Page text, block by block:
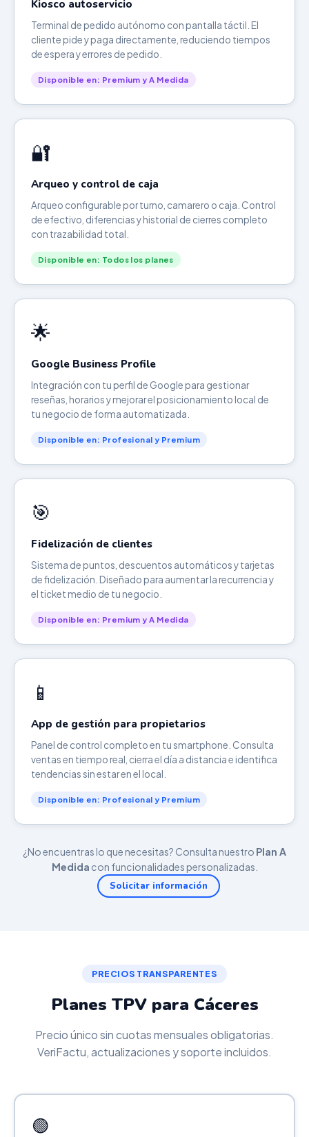
Kiosco autoservicio
Terminal de pedido autónomo con pantalla táctil. El
cliente pide y paga directamente, reduciendo tiempos
de espera y errores de pedido.
Disponible en: Premium y A Medida
🔐
Arqueo y control de caja
Arqueo configurable por turno, camarero o caja. Control
de efectivo, diferencias y historial de cierres completo
con trazabilidad total.
Disponible en: Todos los planes
🌟
Google Business Profile
Integración con tu perfil de Google para gestionar
reseñas, horarios y mejorar el posicionamiento local de
tu negocio de forma automatizada.
Disponible en: Profesional y Premium
🎯
Fidelización de clientes
Sistema de puntos, descuentos automáticos y tarjetas
de fidelización. Diseñado para aumentar la recurrencia y
el ticket medio de tu negocio.
Disponible en: Premium y A Medida
📱
App de gestión para propietarios
Panel de control completo en tu smartphone. Consulta
ventas en tiempo real, cierra el día a distancia e identifica
tendencias sin estar en el local.
Disponible en: Profesional y Premium
¿No encuentras lo que necesitas? Consulta nuestro Plan A
Medida con funcionalidades personalizadas.
Solicitar información
PRECIOS TRANSPARENTES
Planes TPV para Cáceres
Precio único sin cuotas mensuales obligatorias.
VeriFactu, actualizaciones y soporte incluidos.
🟢